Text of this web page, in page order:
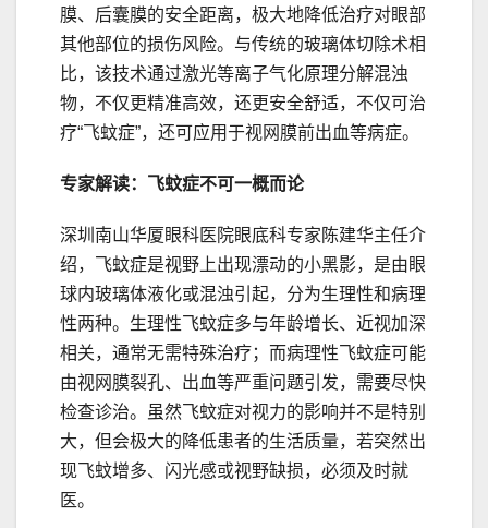
膜、后囊膜的安全距离，极大地降低治疗对眼部
其他部位的损伤风险。与传统的玻璃体切除术相
比，该技术通过激光等离子气化原理分解混浊
物，不仅更精准高效，还更安全舒适，不仅可治
疗“飞蚊症”，还可应用于视网膜前出血等病症。
专家解读：飞蚊症不可一概而论
深圳南山华厦眼科医院眼底科专家陈建华主任介
绍，飞蚊症是视野上出现漂动的小黑影，是由眼
球内玻璃体液化或混浊引起，分为生理性和病理
性两种。生理性飞蚊症多与年龄增长、近视加深
相关，通常无需特殊治疗；而病理性飞蚊症可能
由视网膜裂孔、出血等严重问题引发，需要尽快
检查诊治。虽然飞蚊症对视力的影响并不是特别
大，但会极大的降低患者的生活质量，若突然出
现飞蚊增多、闪光感或视野缺损，必须及时就
医。